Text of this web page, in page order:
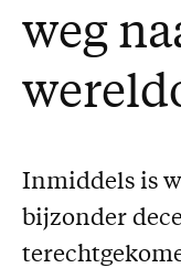
Proefnummer
Service
Adreswijziging
weg
Inmiddels is
bijzonder